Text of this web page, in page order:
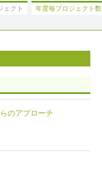
ェクト 年度毎プロジェクト数
のアプローチ